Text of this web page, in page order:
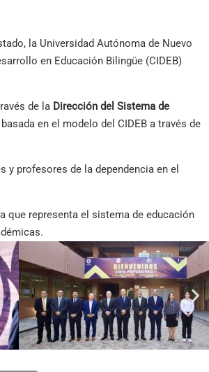
la Universidad Autónoma de Nuevo
en Educación Bilingüe (CIDEB)
de la Dirección del Sistema de
en el modelo del CIDEB a través de
y profesores de la dependencia en el
que representa el sistema de educación